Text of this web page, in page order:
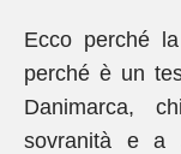
Ecco perché
perché è un
Danimarca,
sovranità e a